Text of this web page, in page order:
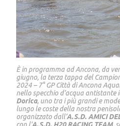
È in programma ad Ancona, da
giugno, la terza tappa del
2024 – 7° GP Città di Ancona
nello specchio d’acqua antistante
Dorica, uno tra i più grandi e
lungo le coste della nostra
organizzato dall’A.S.D. AMICI